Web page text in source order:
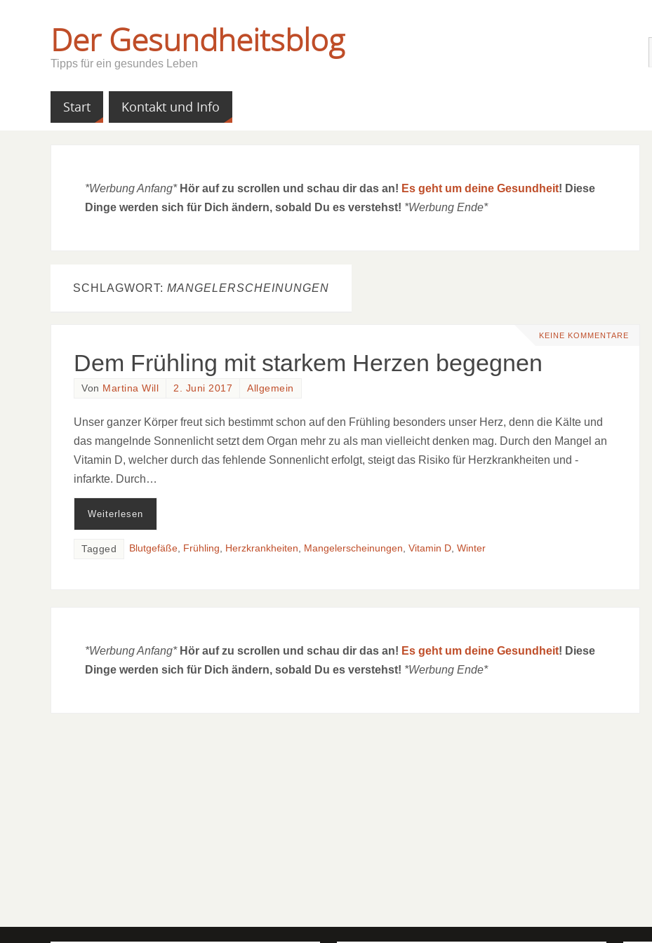
Der Gesundheitsblog
Tipps für ein gesundes Leben
Start Kontakt und Info
*Werbung Anfang* Hör auf zu scrollen und schau dir das an! Es geht um deine Gesundheit! Diese
Dinge werden sich für Dich ändern, sobald Du es verstehst! *Werbung Ende*
SCHLAGWORT: MANGELERSCHEINUNGEN
KEINE KOMMENTARE
Dem Frühling mit starkem Herzen begegnen
Von Martina Will 2. Juni 2017 Allgemein
Unser ganzer Körper freut sich bestimmt schon auf den Frühling besonders unser Herz, denn die Kälte und
das mangelnde Sonnenlicht setzt dem Organ mehr zu als man vielleicht denken mag. Durch den Mangel an
Vitamin D, welcher durch das fehlende Sonnenlicht erfolgt, steigt das Risiko für Herzkrankheiten und -
infarkte. Durch…
Weiterlesen
Tagged Blutgefäße Frühling Herzkrankheiten Mangelerscheinungen Vitamin D Winter
*Werbung Anfang* Hör auf zu scrollen und schau dir das an! Es geht um deine Gesundheit! Diese
Dinge werden sich für Dich ändern, sobald Du es verstehst! *Werbung Ende*